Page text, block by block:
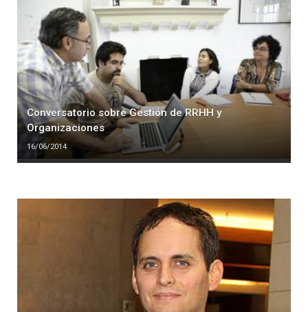
Conversatorio sobre Gestión de RRHH y
Organizaciones
16/06/2014